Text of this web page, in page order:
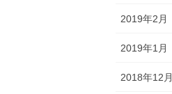
2019年2月
2019年1月
2018年12月